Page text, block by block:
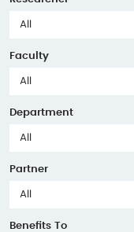
All
Faculty
All
Department
All
Partner
All
Benefits To